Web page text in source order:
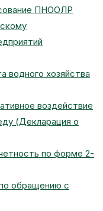
ПНООЛР
водного хозяйства
воздействие
(Декларация о
по форме 2-
обращению с